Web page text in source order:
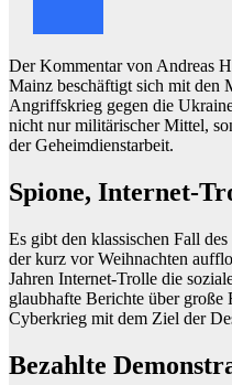
Der Kommentar von Andreas
Mainz beschäftigt sich mit den
Angriffskrieg gegen die
nicht nur militärischer Mittel,
der Geheimdienstarbeit.
Spione, Internet-
Es gibt den klassischen Fall
der kurz vor Weihnachten
Jahren Internet-Trolle die
glaubhafte Berichte über
Cyberkrieg mit dem Ziel der
Bezahlte